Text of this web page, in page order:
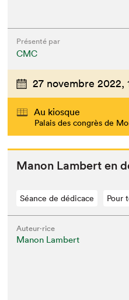
Que
Présenté par
CMC
27 novembre 2022,
Au kiosque
Palais des congrès de
Manon Lam­bert en
Séance de dédicace Pour
Auteur·rice
Manon Lambert